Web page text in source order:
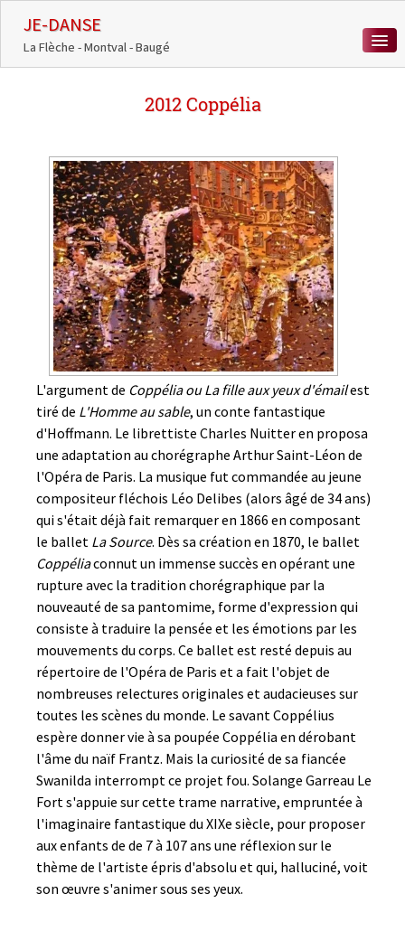
JE-DANSE
La Flèche - Montval - Baugé
ACTUALITÉS
MÉDIATHÈQUE
CHORÉÏADES
CONTACT
0
2012 Coppélia
L'argument de Coppélia ou La fille aux yeux d'émailest
tiré de L'Homme au sable, un conte fantastique
d'Hoffmann. Le librettiste Charles Nuitter en proposa
une adaptation au chorégraphe Arthur Saint-Léon de
l'Opéra de Paris. La musique fut commandée au jeune
compositeur fléchois Léo Delibes (alors âgé de 34 ans)
qui s'était déjà fait remarquer en 1866 en composant
le ballet La Source. Dès sa création en 1870, le ballet
Coppéliaconnut un immense succès en opérant une
rupture avec la tradition chorégraphique par la
nouveauté de sa pantomime, forme d'expression qui
consiste à traduire la pensée et les émotions par les
mouvements du corps. Ce ballet est resté depuis au
répertoire de l'Opéra de Paris et a fait l'objet de
nombreuses relectures originales et audacieuses sur
toutes les scènes du monde. Le savant Coppélius
espère donner vie à sa poupée Coppélia en dérobant
l'âme du naïf Frantz. Mais la curiosité de sa fiancée
Swanilda interrompt ce projet fou. Solange Garreau Le
Fort s'appuie sur cette trame narrative, empruntée à
l'imaginaire fantastique du XIXe siècle, pour proposer
aux enfants de de 7 à 107 ans une réflexion sur le
thème de l'artiste épris d'absolu et qui, halluciné, voit
son œuvre s'animer sous ses yeux.